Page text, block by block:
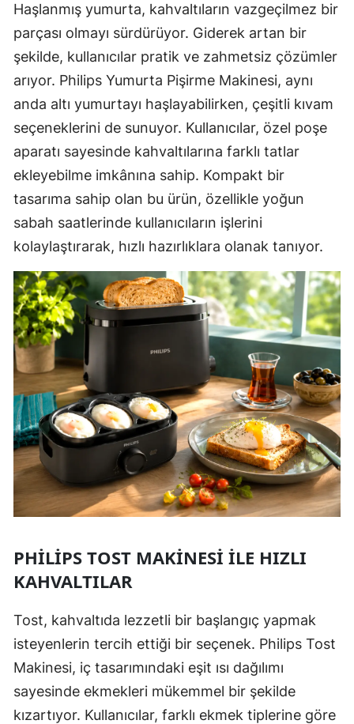
Haşlanmış yumurta, kahvaltıların vazgeçilmez bir
parçası olmayı sürdürüyor. Giderek artan bir
şekilde, kullanıcılar pratik ve zahmetsiz çözümler
arıyor. Philips Yumurta Pişirme Makinesi, aynı
anda altı yumurtayı haşlayabilirken, çeşitli kıvam
seçeneklerini de sunuyor. Kullanıcılar, özel poşe
aparatı sayesinde kahvaltılarına farklı tatlar
ekleyebilme imkânına sahip. Kompakt bir
tasarıma sahip olan bu ürün, özellikle yoğun
sabah saatlerinde kullanıcıların işlerini
kolaylaştırarak, hızlı hazırlıklara olanak tanıyor.
PHILIPS TOST MAKINESI ILE HIZLI
KAHVALTILAR
Tost, kahvaltıda lezzetli bir başlangıç yapmak
isteyenlerin tercih ettiği bir seçenek. Philips Tost
Makinesi, iç tasarımındaki eşit ısı dağılımı
sayesinde ekmekleri mükemmel bir şekilde
kızartıyor. Kullanıcılar, farklı ekmek tiplerine göre